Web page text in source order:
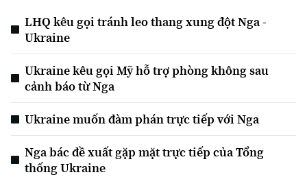
LHQ kêu gọi tránh leo thang xung đột Nga -
Ukraine
Ukraine kêu gọi Mỹ hỗ trợ phòng không sau
cảnh báo từ Nga
Ukraine muốn đàm phán trực tiếp với Nga
Nga bác đề xuất gặp mặt trực tiếp của Tổng
thống Ukraine